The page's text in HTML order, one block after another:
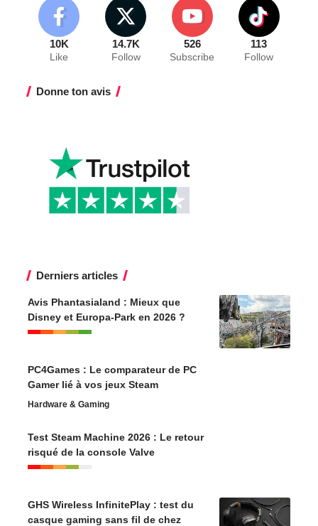
10K
Like
14.7K
Follow
526
Subscribe
113
Follow
Donne ton avis
Derniers articles
Avis Phantasialand : Mieux que
Disney et Europa-Park en 2026 ?
PC4Games : Le comparateur de PC
Gamer lié à vos jeux Steam
Hardware & Gaming
Test Steam Machine 2026 : Le retour
risqué de la console Valve
GHS Wireless InfinitePlay : test du
casque gaming sans fil de chez